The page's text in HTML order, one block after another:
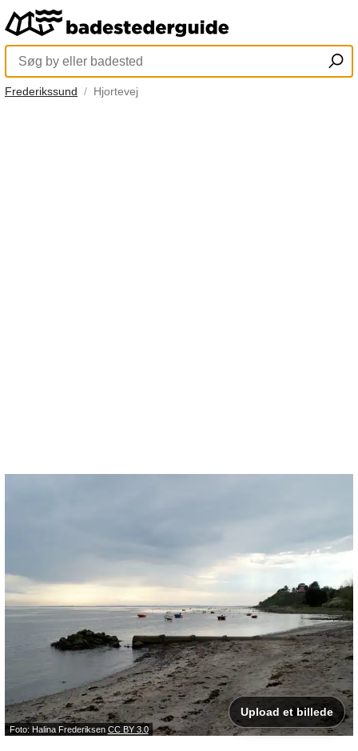
Frederikssund Hjortevej
Foto: Halina Frederiksen CC BY 3.0
Upload et billede